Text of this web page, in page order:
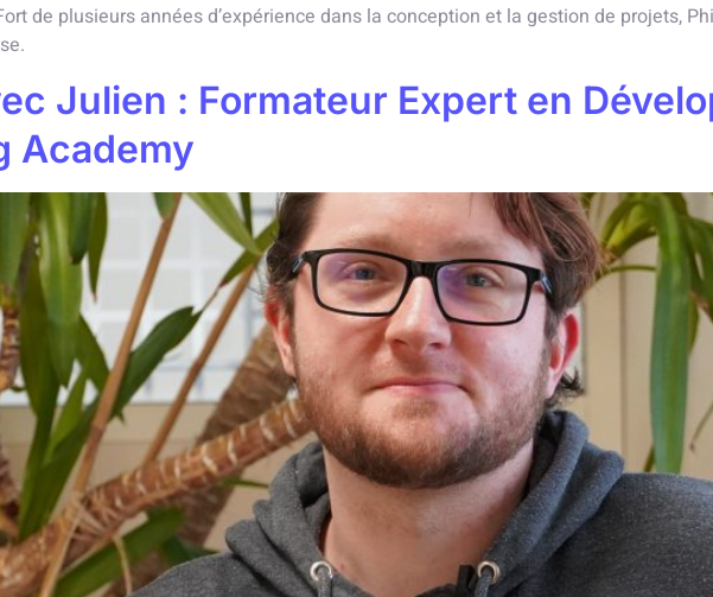
de plusieurs années d’expérience dans la conception et la gestion de projets,
Julien : Formateur Expert en
Academy